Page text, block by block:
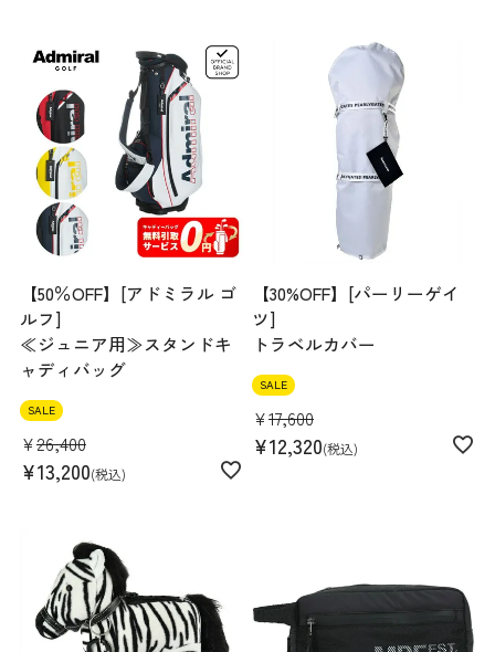
【50％OFF】[アドミラル ゴ
ルフ]
≪ジュニア用≫スタンドキ
ャディバッグ
SALE
¥26,400
¥13,200 税込
【30%OFF】[パーリーゲイ
ツ]
トラベルカバー
SALE
¥17,600
¥12,320 税込